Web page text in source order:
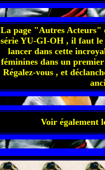
La page "Autres Acteurs"
série YU-GI-OH , il faut
lancer dans cette
féminines dans un
Régalez-vous , et
Voir également